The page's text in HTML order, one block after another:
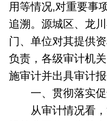
用等情况,对重要事
追溯。源城区、龙
门、单位对其提供
负责，各级审计机
施审计并出具审计报
一、贯彻落实促
从审计情况看，